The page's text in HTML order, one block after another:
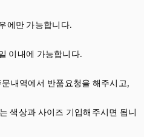
에만 가능합니다.
이내에 가능합니다.
내역에서 반품요청을 해주시고,
색상과 사이즈 기입해주시면 됩니